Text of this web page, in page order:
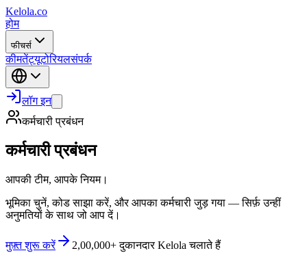
Kelola.co
होम
फीचर्स
कीमतेंट्यूटोरियलसंपर्क
लॉग इन
कर्मचारी प्रबंधन
कर्मचारी प्रबंधन
आपकी टीम, आपके नियम।
भूमिका चुनें, कोड साझा करें, और आपका कर्मचारी जुड़ गया — सिर्फ़ उन्हीं
अनुमतियों के साथ जो आप दें।
मुफ़्त शुरू करें 2,00,000+ दुकानदार Kelola चलाते हैं